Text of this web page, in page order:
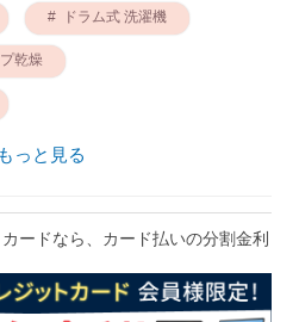
ドラム式 洗濯機
乾燥
ドラム式 パナソニック
もっと見る
ードなら、カード払いの分割金利